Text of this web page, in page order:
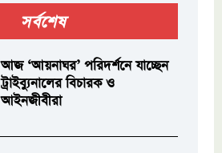
সর্বশেষ
আজ ‘আয়নাঘর’ পরিদর্শনে যাচ্ছেন
ট্রাইব্যুনালের বিচারক ও
আইনজীবীরা